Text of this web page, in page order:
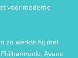
voor moderne
zo werkte hij met
Avanti